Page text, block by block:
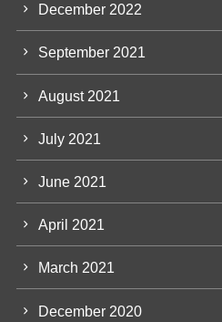
December 2022
September 2021
August 2021
July 2021
June 2021
April 2021
March 2021
December 2020